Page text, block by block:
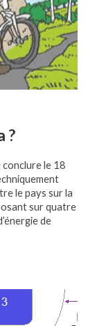
?
le 18
le pays sur la
sur quatre
de